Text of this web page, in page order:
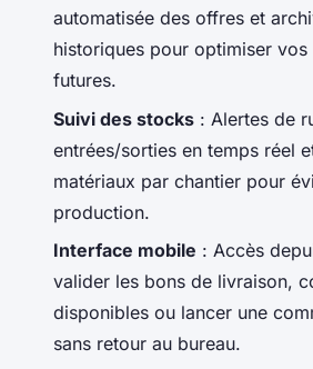
automatisée des offres et
historiques pour optimiser
futures.
Suivi des stocks : Alertes de
entrées/sorties en temps réel
matériaux par chantier pour
production.
Interface mobile : Accès
valider les bons de livraison,
disponibles ou lancer une
sans retour au bureau.